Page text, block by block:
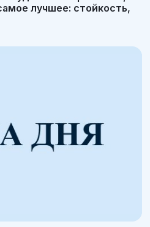
лучшее: стойкость,